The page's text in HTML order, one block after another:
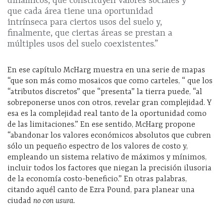
que cada área tiene una oportunidad
intrínseca para ciertos usos del suelo y,
finalmente, que ciertas áreas se prestan a
múltiples usos del suelo coexistentes.”
En ese capítulo McHarg muestra en una serie de mapas
“que son más como mosaicos que como carteles, “ que los
“atributos discretos” que “presenta” la tierra puede, “al
sobreponerse unos con otros, revelar gran complejidad. Y
esa es la complejidad real tanto de la oportunidad como
de las limitaciones.” En ese sentido, McHarg propone
“abandonar los valores económicos absolutos que cubren
sólo un pequeño espectro de los valores de costo y,
empleando un sistema relativo de máximos y mínimos,
incluir todos los factores que niegan la precisión ilusoria
de la economía costo-beneficio.” En otras palabras,
citando aquél canto de Ezra Pound, para planear una
ciudad no con usura.